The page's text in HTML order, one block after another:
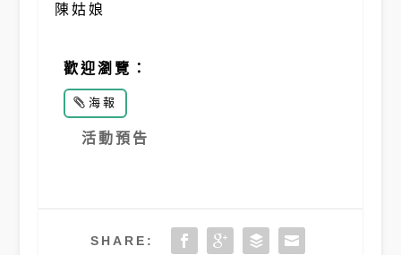
陳姑娘
歡迎瀏覽：
海報
活動預告
SHARE: